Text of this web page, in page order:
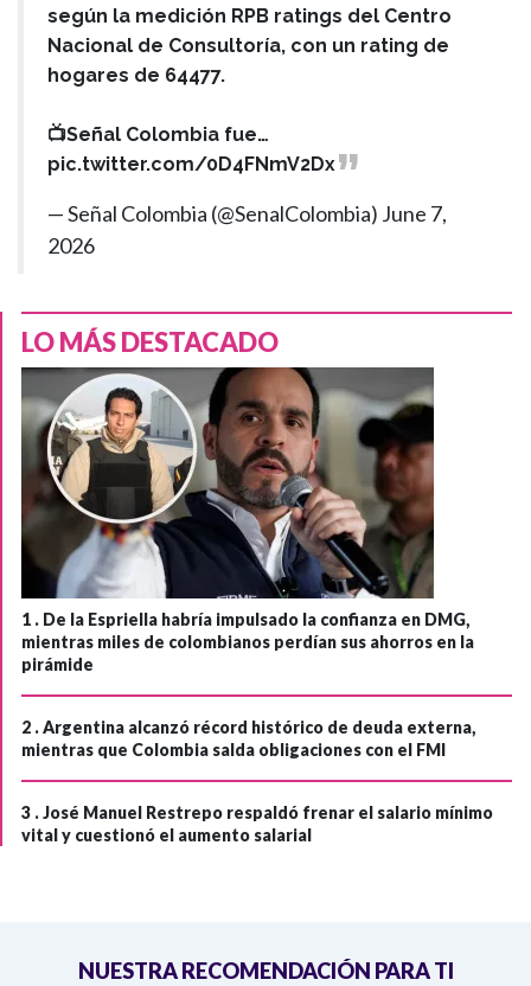
según la medición RPB ratings del Centro
Nacional de Consultoría, con un rating de
hogares de 64477.
📺Señal Colombia fue…
pic.twitter.com/0D4FNmV2Dx
— Señal Colombia (@SenalColombia) June 7,
2026
LO MÁS DESTACADO
1 . De la Espriella habría impulsado la confianza en DMG,
mientras miles de colombianos perdían sus ahorros en la
pirámide
2 .Argentina alcanzó récord histórico de deuda externa,
mientras que Colombia salda obligaciones con el FMI
3 .José Manuel Restrepo respaldó frenar el salario mínimo
vital y cuestionó el aumento salarial
NUESTRA RECOMENDACIÓN PARA TI